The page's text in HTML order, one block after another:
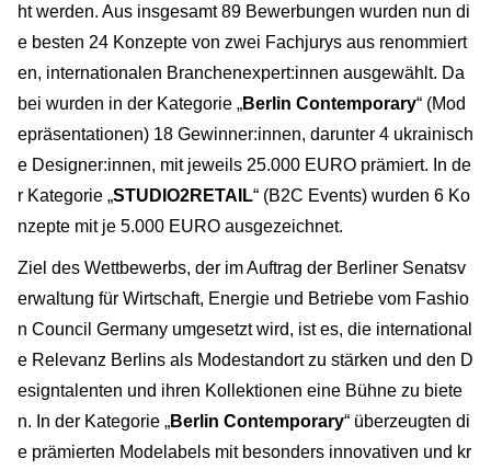
ht werden. Aus insgesamt 89 Bewerbungen wurden nun di
e besten 24 Konzepte von zwei Fachjurys aus renommiert
en, internationalen Branchenexpert:innen ausgewählt. Da
bei wurden in der Kategorie „Berlin Contemporary“ (Mod
epräsentationen) 18 Gewinner:innen, darunter 4 ukrainisch
e Designer:innen, mit jeweils 25.000 EURO prämiert. In de
r Kategorie „STUDIO2RETAIL“ (B2C Events) wurden 6 Ko
nzepte mit je 5.000 EURO ausgezeichnet.
Ziel des Wettbewerbs, der im Auftrag der Berliner Senatsv
erwaltung für Wirtschaft, Energie und Betriebe vom Fashio
n Council Germany umgesetzt wird, ist es, die international
e Relevanz Berlins als Modestandort zu stärken und den D
esigntalenten und ihren Kollektionen eine Bühne zu biete
n. In der Kategorie „Berlin Contemporary“ überzeugten di
e prämierten Modelabels mit besonders innovativen und kr